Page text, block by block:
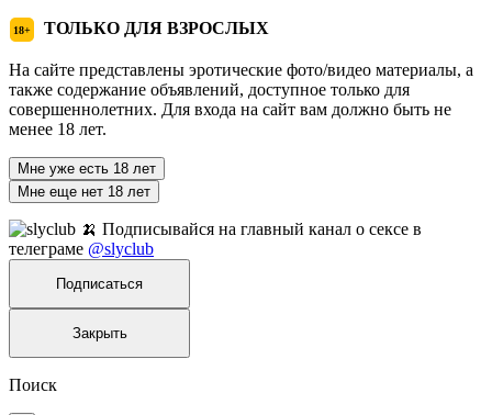
18+ ТОЛЬКО ДЛЯ ВЗРОСЛЫХ
На сайте представлены эротические фото/видео материалы, а
также содержание объявлений, доступное только для
совершеннолетних. Для входа на сайт вам должно быть не
менее 18 лет.
Мне уже есть 18 лет
Мне еще нет 18 лет
🍌 Подписывайся на главный канал о сексе в
телеграме @slyclub
Подписаться
Закрыть
Поиск